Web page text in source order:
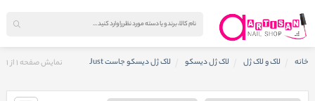
خانه لاک و لاک ژل لاک ژل دیسکو لاک ژل دیسکو جاست Just نمایش صفحه 1از1